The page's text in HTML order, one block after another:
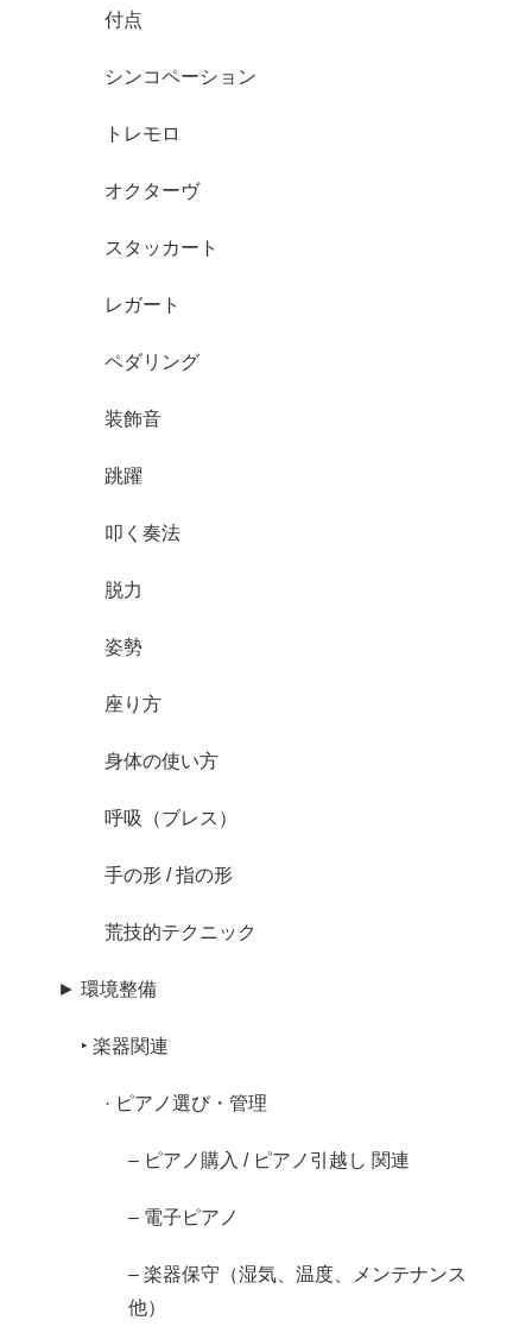
付点
シンコペーション
トレモロ
オクターヴ
スタッカート
レガート
ペダリング
装飾音
跳躍
叩く奏法
脱力
姿勢
座り方
身体の使い方
呼吸（ブレス）
手の形 / 指の形
荒技的テクニック
► 環境整備
‣ 楽器関連
· ピアノ選び・管理
– ピアノ購入 / ピアノ引越し 関連
– 電子ピアノ
– 楽器保守（湿気、温度、メンテナンス
他）